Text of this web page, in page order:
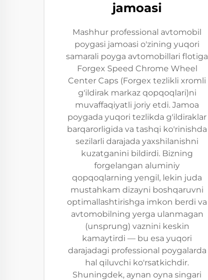
jamoasi
Mashhur professional avtomobil
poygasi jamoasi o'zining yuqori
samarali poyga avtomobillari flotiga
Forgex Speed Chrome Wheel
Center Caps (Forgex tezlikli xromli
g'ildirak markaz qopqoqlari)ni
muvaffaqiyatli joriy etdi. Jamoa
poygada yuqori tezlikda g'ildiraklar
barqarorligida va tashqi ko'rinishda
sezilarli darajada yaxshilanishni
kuzatganini bildirdi. Bizning
forgelangan aluminiy
qopqoqlarning yengil, lekin juda
mustahkam dizayni boshqaruvni
optimallashtirishga imkon berdi va
avtomobilning yerga ulanmagan
(unsprung) vaznini keskin
kamaytirdi — bu esa yuqori
darajadagi professional poygalarda
hal qiluvchi ko'rsatkichdir.
Shuningdek, aynan oyna singari